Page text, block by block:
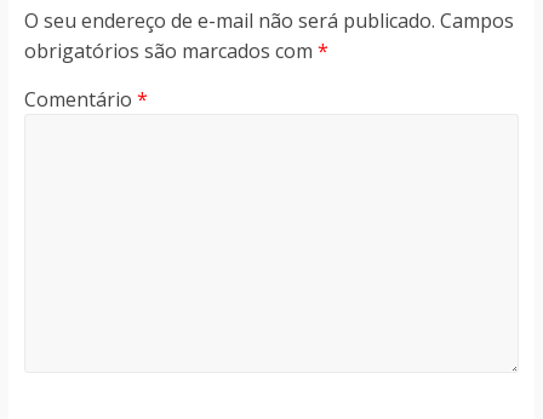
O seu endereço de e-mail não será publicado. Campos
obrigatórios são marcados com *
Comentário *